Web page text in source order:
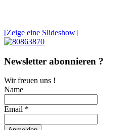
[Zeige eine Slideshow]
Newsletter abonnieren ?
Wir freuen uns !
Name
Email *